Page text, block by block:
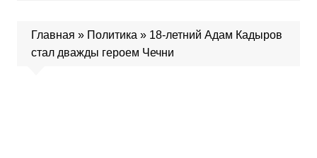
Главная » Политика » 18-летний Адам Кадыров
стал дважды героем Чечни